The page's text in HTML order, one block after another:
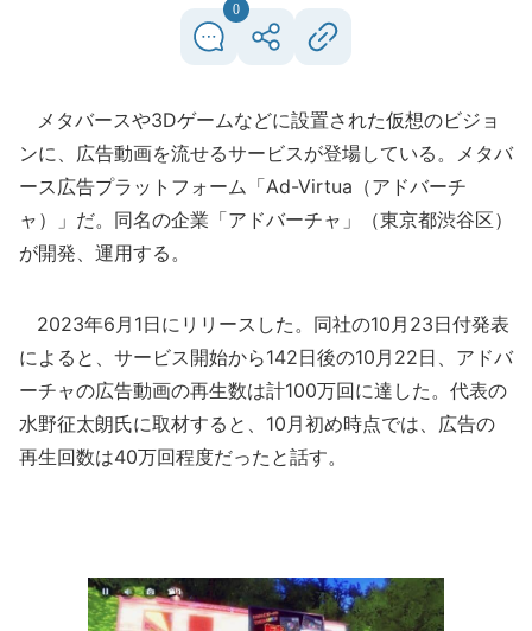
0
メタバースや3Dゲームなどに設置された仮想のビジョ
ンに、広告動画を流せるサービスが登場している。メタバ
ース広告プラットフォーム「Ad-Virtua（アドバーチ
ャ）」だ。同名の企業「アドバーチャ」（東京都渋谷区）
が開発、運用する。
2023年6月1日にリリースした。同社の10月23日付発表
によると、サービス開始から142日後の10月22日、アドバ
ーチャの広告動画の再生数は計100万回に達した。代表の
水野征太朗氏に取材すると、10月初め時点では、広告の
再生回数は40万回程度だったと話す。